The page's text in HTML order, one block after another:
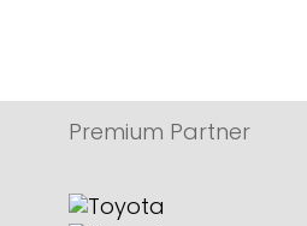
Premium Partner